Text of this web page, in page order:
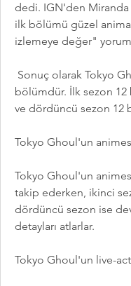
dedi. IGN'den
ilk bölümü güzel
izlemeye değer"
bölümdür. İlk sezon
ve dördüncü sezon 12
Tokyo Ghoul'un
Tokyo Ghoul'un
takip ederken, ikinci
dördüncü sezon ise
detayları atlarlar.
Tokyo Ghoul'un live-